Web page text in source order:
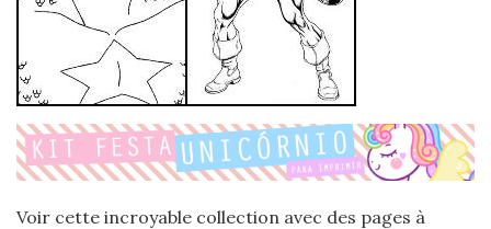
Voir cette incroyable collection avec des pages à